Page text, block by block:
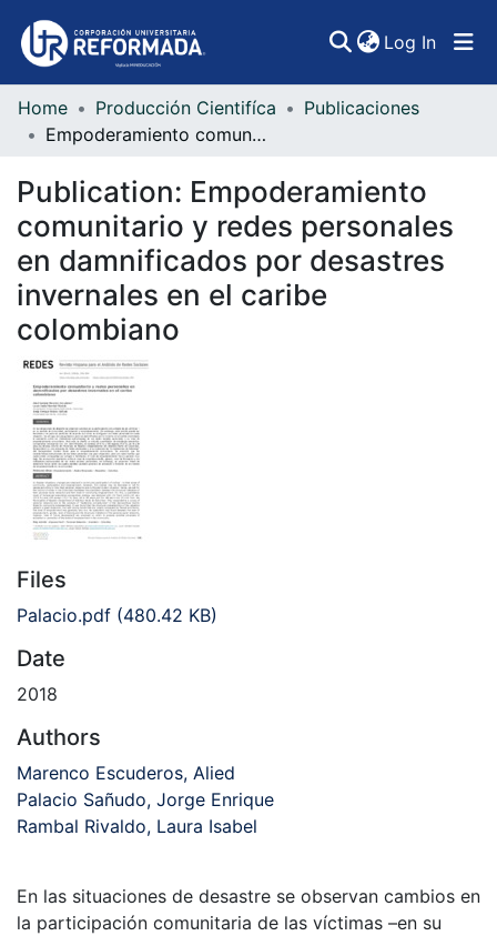
Log In
Communities & Collections
Home Producción Cientifíca
Publicaciones
Empoderamiento comunitario y redes personales en damnificados por desastres invernales en el caribe colombiano
Publication: Empoderamiento
comunitario y redes personales
en damnificados por desastres
invernales en el caribe
colombiano
Files
Palacio.pdf (480.42 KB)
Date
2018
Authors
Marenco Escuderos, Alied
Palacio Sañudo, Jorge Enrique
Rambal Rivaldo, Laura Isabel
En las situaciones de desastre se observan cambios en
la participación comunitaria de las víctimas –en su